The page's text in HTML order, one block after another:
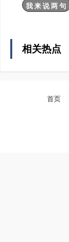
相关热点
首页